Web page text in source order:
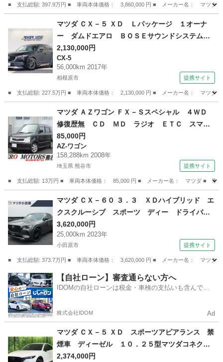
４ＷＤ 禁煙 （検11.3）
■ 支払総額: 397.9万円 ■ 車両本体価格： 3,860,000 円 ■ メーカー名： マツ
CX-5
マツダ ＣＸ－５ ＸＤ Ｌパッケージ １オーナ
ー ダムドエアロ ＢＯＳＥサウンドシステムナ
ビフルセグＤＶＤ再生バックカメラ 革パワーシ
ートヒーター 社外マフラー 純正１７インチア
ルミ スマートキー ＬＥＤライト フォグライ
2,130,000円
CX-5
56,000km 2017年
相模原市 提携サイト
■ 支払総額: 227.5万円 ■ 車両本体価格： 2,130,000 円 ■ メーカー名： マツダ
CX-5
マツダ ＡＺワゴン ＦＸ－Ｓスペシャル ４ＷＤ
修復歴無 ＣＤ ＭＤ ラジオ ＥＴＣ スマー
トキー シートヒーター フルフラット ドアバ
イザー アルミホイール ベンチシート ライト
レベライザー （検9.2）
85,000円
AZ-ワゴン
158,288km 2008年
埼玉県 熊谷市 提携サイト
■ 支払総額: 13万円 ■ 車両本体価格： 85,000 円 ■ メーカー名： マツダ ■
AZ-ワゴン
マツダ ＣＸ－６０ ３．３ ＸＤハイブリッド エ
クスクルーシブ スポーツ ディー ドライバ
ー・パーソナライゼーション パワーバックゲー
ト ＬＥＤヘッドライト 黒革 ナビ＆ＴＶ 定
期点検記録簿 禁煙車 ＥＴＣ Ｐシート ベン
チレーション ２０ＡＷ 横滑り防止装置 ＢＯ
ＳＥサウンド （検8.9）
3,620,000円
25,000km 2023年
小田原市 提携サイト
■ 支払総額: 373.7万円 ■ 車両本体価格： 3,620,000 円 ■ メーカー名： マツ
神奈川 小田原市 マツダ
【自社ローン】審査通らない方へ
IDOMの自社ローンは税金・車検の支払いも含んでい
株式会社IDOM Ad
マツダ ＣＸ－５ ＸＤ スポーツアピアランス 禁
煙車 ディーゼル １０．２５型マツダコネク
ト 全周囲カメラ 衝突軽減装置 レーダークル
2,374,000円